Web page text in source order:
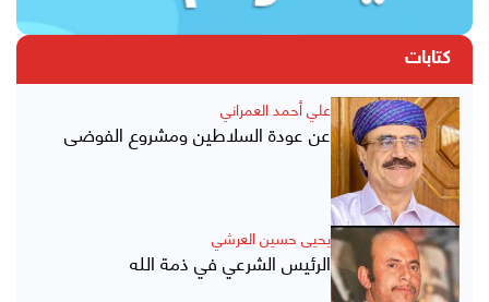
كتابات
علي أحمد العمراني
عن عودة السلاطين ومشروع الفوضى
يحيى حسين العرشي
الرئيس الشرعي في ذمة الله